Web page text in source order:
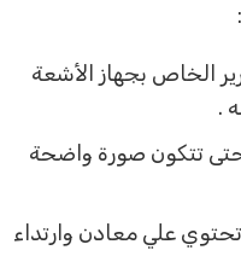
الخاص بجهاز الأشعة
تتكون صورة واضحة
علي معادن وارتداء